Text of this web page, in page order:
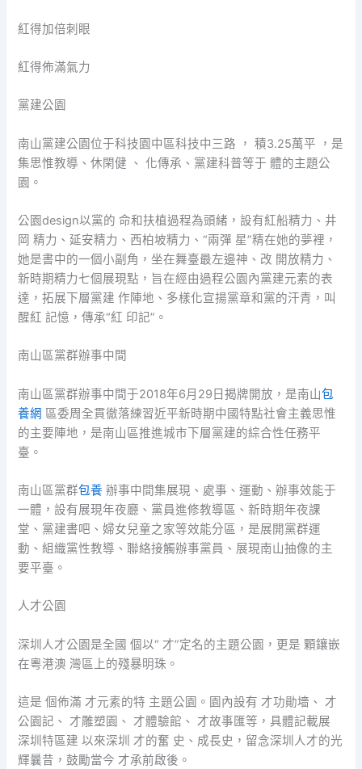
紅得加倍刺眼
紅得佈滿氣力
黨建公園
南山黨建公園位于科技園中區科技中三路 ， 積3.25萬平 ，是
集思惟教導、休閑健 、 化傳承、黨建科普等于 體的主題公
園。
公園design以黨的 命和扶植過程為頭緒，設有紅船精力、井
岡 精力、延安精力、西柏坡精力、“兩彈 星”精在她的夢裡，
她是書中的一個小副角，坐在舞臺最左邊神、改 開放精力、
新時期精力七個展現點，旨在經由過程公園內黨建元素的表
達，拓展下層黨建 作陣地、多樣化宣揚黨章和黨的汗青，叫
醒紅 記憶，傳承“紅 印記”。
南山區黨群辦事中間
南山區黨群辦事中間于2018年6月29日揭牌開放，是南山包
養網 區委周全貫徹落練習近平新時期中國特點社會主義思惟
的主要陣地，是南山區推進城市下層黨建的綜合性任務平
臺。
南山區黨群包養 辦事中間集展現、處事、運動、辦事效能于
一體，設有展現年夜廳、黨員進修教導區、新時期年夜課
堂、黨建書吧、婦女兒童之家等效能分區，是展開黨群運
動、組織黨性教導、聯絡接觸辦事黨員、展現南山抽像的主
要平臺。
人才公園
深圳人才公園是全國 個以“ 才”定名的主題公園，更是 顆鑲嵌
在粵港澳 灣區上的殘暴明珠。
這是 個佈滿 才元素的特 主題公園。園內設有 才功勛墻、 才
公園記、 才雕塑園、 才體驗館、 才故事匯等，具體記載展
深圳特區建 以來深圳 才的奮 史、成長史，留念深圳人才的光
輝曩昔，鼓勵當今 才承前啟後。